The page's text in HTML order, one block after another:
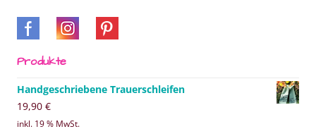
Produkte
Handgeschriebene Trauerschleifen
19,90 €
inkl. 19 % MwSt.